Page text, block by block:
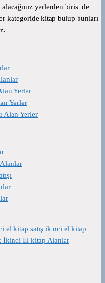
yerlerden birisi de
kategoride kitap bulup bunları
Yerler
Yerler
Alan Yerler
el kitap satış ikinci el kitap
İkinci El kitap Alanlar